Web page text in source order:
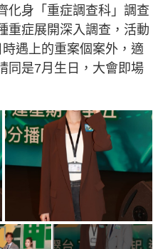
化身「重症調查科」調查
重症展開深入調查，活動
遇上的重案個案外，適
同是7月生日，大會即場